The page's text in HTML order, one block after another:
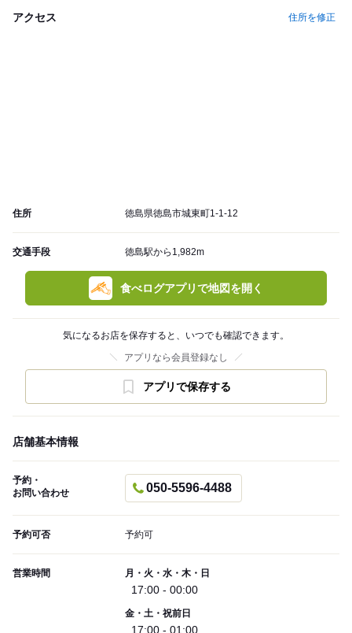
アクセス 住所を修正
住所 徳島県徳島市城東町1-1-12
交通手段 徳島駅から1,982m
食べログアプリで地図を開く
気になるお店を保存すると、いつでも確認できます。
アプリなら会員登録なし
アプリで保存する
店舗基本情報
予約・
お問い合わせ
050-5596-4488
予約可否 予約可
営業時間 月・火・水・木・日
17:00 - 00:00
金・土・祝前日
17:00 - 01:00